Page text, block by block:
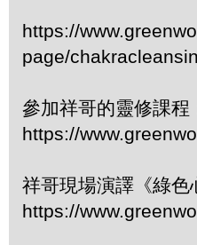
https://
page/
參加祥哥的靈修課程
https://
祥哥現場演譯《綠色
https://